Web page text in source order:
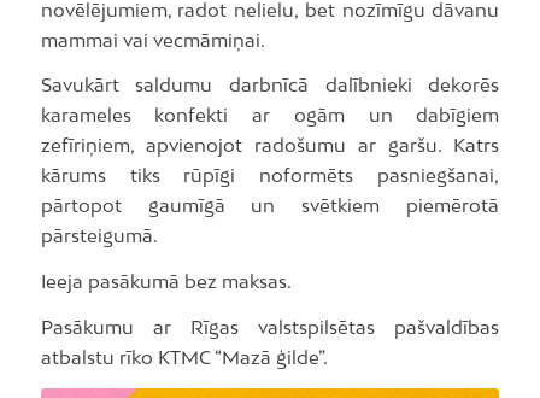
novēlējumiem, radot nelielu, bet nozīmīgu dāvanu
mammai vai vecmāmiņai.
Savukārt saldumu darbnīcā dalībnieki dekorēs
karameles konfekti ar ogām un dabīgiem
zefīriņiem, apvienojot radošumu ar garšu. Katrs
kārums tiks rūpīgi noformēts pasniegšanai,
pārtopot gaumīgā un svētkiem piemērotā
pārsteigumā.
Ieeja pasākumā bez maksas.
Pasākumu ar Rīgas valstspilsētas pašvaldības
atbalstu rīko KTMC “Mazā ģilde”.